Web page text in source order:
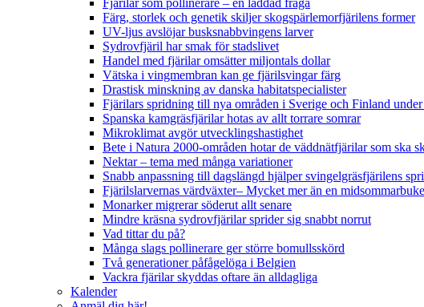
Färg, storlek och genetik skiljer skogspärlemorfjärilens former
UV-ljus avslöjar busksnabbvingens larver
Sydrovfjäril har smak för stadslivet
Handel med fjärilar omsätter miljontals dollar
Vätska i vingmembran kan ge fjärilsvingar färg
Drastisk minskning av danska habitatspecialister
Fjärilars spridning till nya områden i Sverige och Finland
Spanska kamgräsfjärilar hotas av allt torrare somrar
Mikroklimat avgör utvecklingshastighet
Bete i Natura 2000-områden hotar de väddnätfjärilar som ska
Nektar – tema med många variationer
Snabb anpassning till dagslängd hjälper svingelgräsfjärilens
Fjärilslarvernas värdväxter– Mycket mer än en
Monarker migrerar söderut allt senare
Mindre kräsna sydrovfjärilar sprider sig snabbt norrut
Vad tittar du på?
Många slags pollinerare ger större bomullsskörd
Två generationer påfågelöga i Belgien
Vackra fjärilar skyddas oftare än alldagliga
Kalender